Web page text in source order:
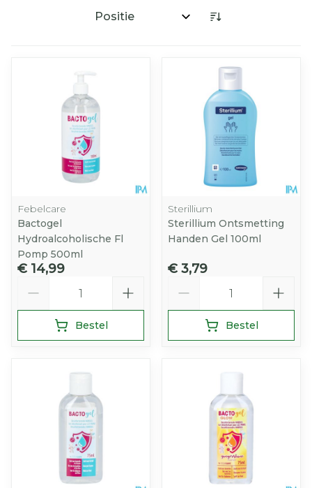
Sorteer op:
Febelcare
Bactogel
Hydroalcoholische Fl
Pomp 500ml
€ 14,99
Bestel
Sterillium
Sterillium Ontsmetting
Handen Gel 100ml
€ 3,79
Bestel